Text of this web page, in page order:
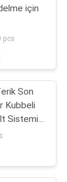
için
pcs
Son
Kubbeli
Sistemi